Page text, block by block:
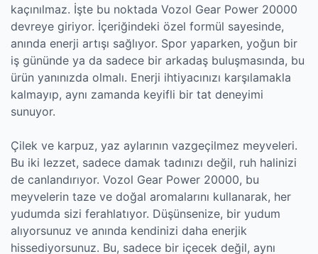
kaçınılmaz. İşte bu noktada Vozol Gear Power 20000
devreye giriyor. İçeriğindeki özel formül sayesinde,
anında enerji artışı sağlıyor. Spor yaparken, yoğun bir
iş gününde ya da sadece bir arkadaş buluşmasında, bu
ürün yanınızda olmalı. Enerji ihtiyacınızı karşılamakla
kalmayıp, aynı zamanda keyifli bir tat deneyimi
sunuyor.
Çilek ve karpuz, yaz aylarının vazgeçilmez meyveleri.
Bu iki lezzet, sadece damak tadınızı değil, ruh halinizi
de canlandırıyor. Vozol Gear Power 20000, bu
meyvelerin taze ve doğal aromalarını kullanarak, her
yudumda sizi ferahlatıyor. Düşünsenize, bir yudum
alıyorsunuz ve anında kendinizi daha enerjik
hissediyorsunuz. Bu, sadece bir içecek değil, aynı